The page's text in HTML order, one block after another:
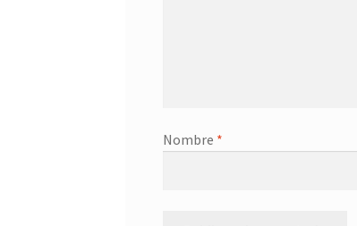
Nombre *